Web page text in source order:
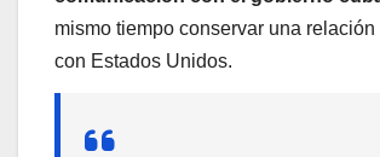
mismo tiempo conservar una relación
con Estados Unidos.